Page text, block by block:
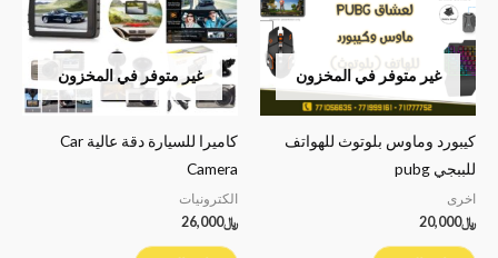
غير متوفر في المخزون
كيبورد وماوس بلوتوث للهواتف
للببجي pubg
اخرى
﷼20,000
غير متوفر في المخزون
كاميرا للسيارة دقة عالية Car
Camera
الكترونيات
﷼26,000